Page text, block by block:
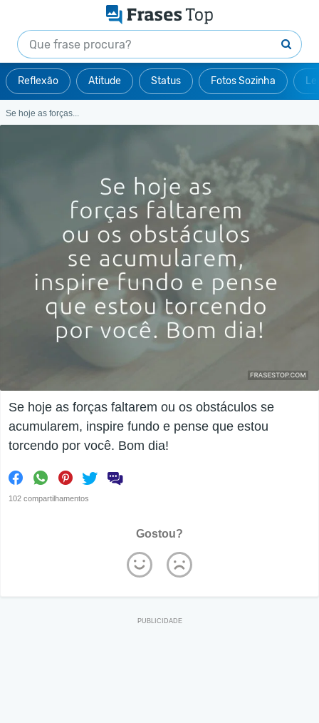
Reflexão Atitude Status Fotos Sozinha
Se hoje as forças...
Se hoje as forças faltarem ou os obstáculos se
acumularem, inspire fundo e pense que estou
torcendo por você. Bom dia!
102 compartilhamentos
Gostou?